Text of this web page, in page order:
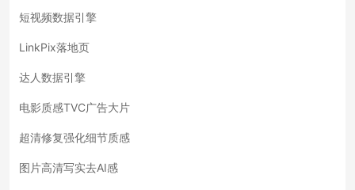
短视频数据引擎
LinkPix落地页
达人数据引擎
电影质感TVC广告大片
超清修复强化细节质感
图片高清写实去AI感